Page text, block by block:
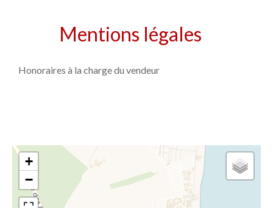
Mentions légales
Honoraires à la charge du vendeur
+
−